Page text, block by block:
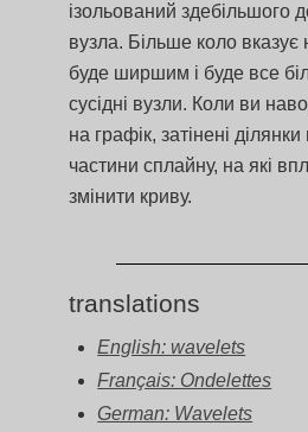
ізольований здебільшого
вузла. Більше коло
буде ширшим і буде все
сусідні вузли. Коли ви
на графік, затінені
частини сплайну, на які
змінити криву.
translations
English: wavelets
Français: Ondelettes
German: Wavelets